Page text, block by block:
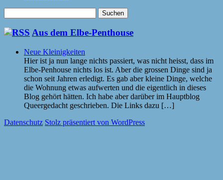
nach:
Aus dem Elbe-Penthouse
Neue Kleinigkeiten
Hier ist ja nun lange nichts passiert, was nicht heisst, dass im
Elbe-Penhouse nichts los ist. Aber die grossen Dinge sind ja
schon seit Jahren erledigt. Es gab aber kleine Dinge, welche
die Wohnung etwas aufwerten und die eigentlich in dieses
Blog gehört hätten. Ich habe aber darüber im Hauptblog
Queergedacht geschrieben. Die Links dazu […]
Datenschutz Stolz präsentiert von WordPress